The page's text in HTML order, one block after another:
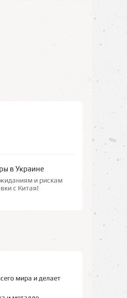
в Украине
и рискам
с Китая!
мира и делает